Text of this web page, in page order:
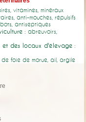
vitamines, minéraux
anti-mouches, répulsifs
antiseptiques
: abreuvoirs,
et des locaux d'élevage :
foie de morue, ail, argile